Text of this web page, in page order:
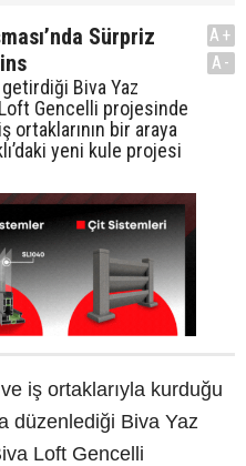
Sürpriz
Biva Yaz
Loft Gencelli projesinde
ortaklarının bir araya
yeni kule projesi
A+
A-
ve iş ortaklarıyla kurduğu
düzenlediği Biva Yaz
Loft Gencelli